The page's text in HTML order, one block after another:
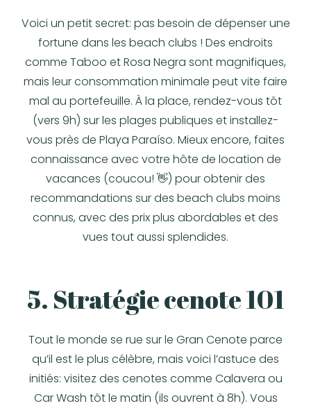
Voici un petit secret: pas besoin de dépenser une
fortune dans les beach clubs ! Des endroits
comme Taboo et Rosa Negra sont magnifiques,
mais leur consommation minimale peut vite faire
mal au portefeuille. À la place, rendez-vous tôt
(vers 9h) sur les plages publiques et installez-
vous près de Playa Paraíso. Mieux encore, faites
connaissance avec votre hôte de location de
vacances (coucou! 👋) pour obtenir des
recommandations sur des beach clubs moins
connus, avec des prix plus abordables et des
vues tout aussi splendides.
5. Stratégie cenote 101
Tout le monde se rue sur le Gran Cenote parce
qu’il est le plus célèbre, mais voici l’astuce des
initiés: visitez des cenotes comme Calavera ou
Car Wash tôt le matin (ils ouvrent à 8h). Vous